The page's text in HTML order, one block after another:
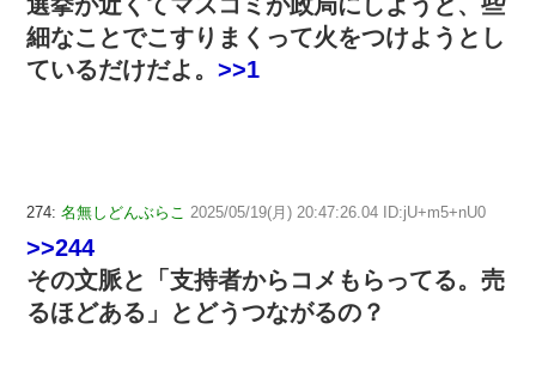
細なことでこすりまくって火をつけようとし
ているだけだよ。 >>1
274: 名無しどんぶらこ 2025/05/19(月) 20:47:26.04 ID:jU+m5+nU0
>>244
その文脈と「支持者からコメもらってる。売
るほどある」とどうつながるの？